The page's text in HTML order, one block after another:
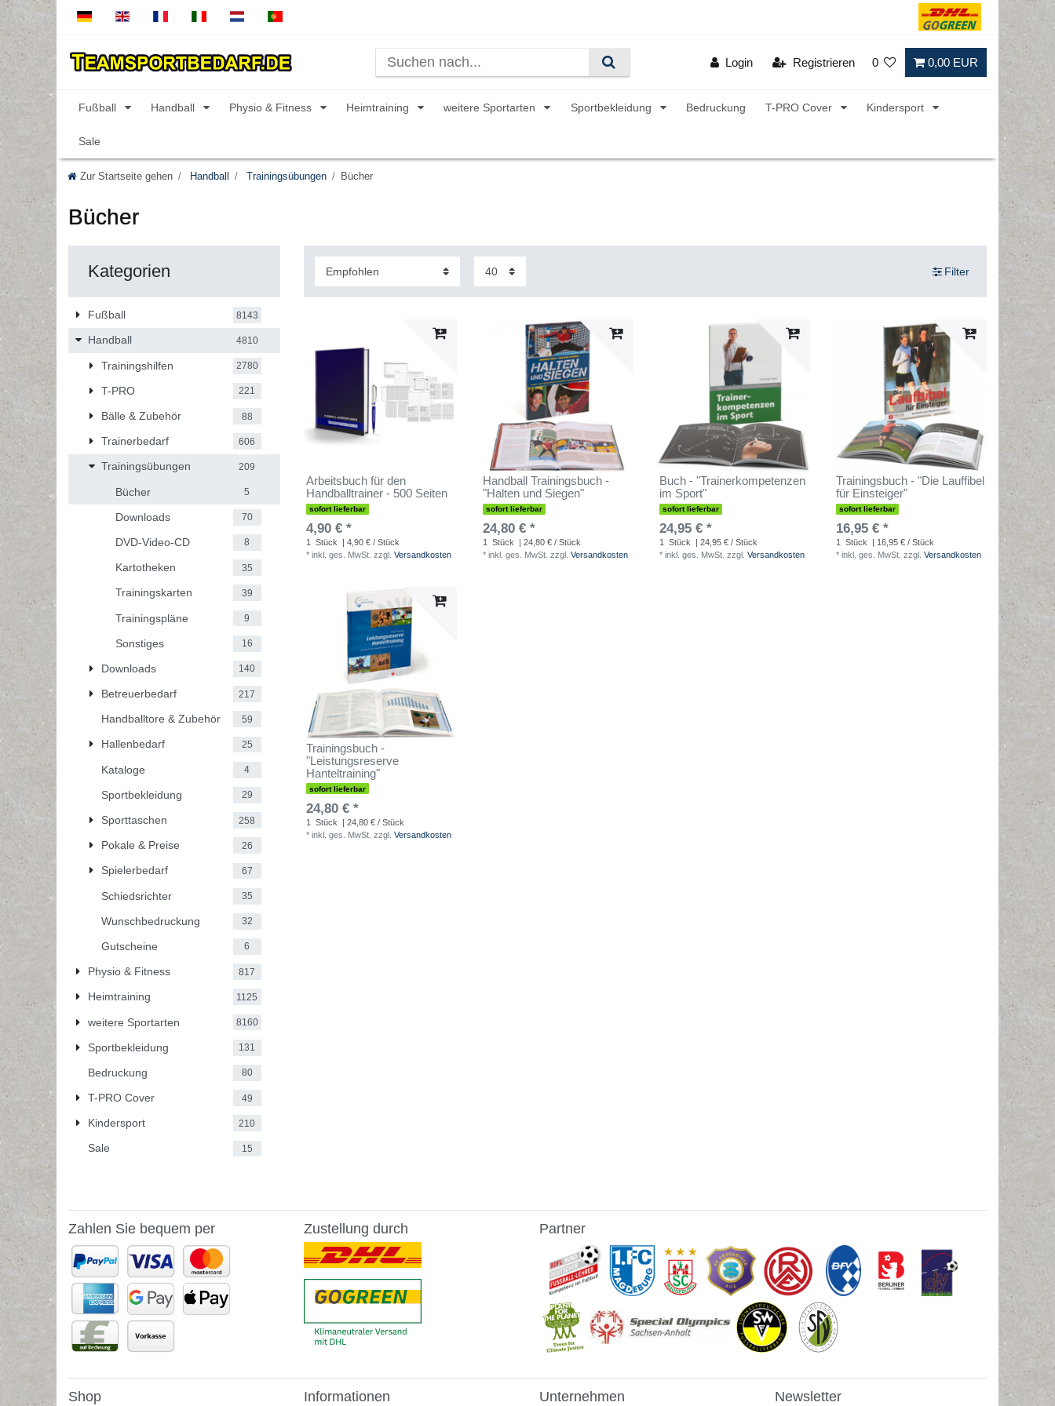
Login Registrieren 0 0,00 EUR
Fußball Handball Physio & Fitness Heimtraining weitere Sportarten Sportbekleidung Bedruckung T-PRO Cover Kindersport
Sale
Zur Startseite gehen Handball Trainingsübungen Bücher
Bücher
Kategorien
Fußball 8143
Handball 4810
Trainingshilfen 2780
T-PRO 221
Bälle & Zubehör 88
Trainerbedarf 606
Trainingsübungen 209
Bücher 5
Downloads 70
DVD-Video-CD 8
Kartotheken 35
Trainingskarten 39
Trainingspläne 9
Sonstiges 16
Downloads 140
Betreuerbedarf 217
Handballtore & Zubehör 59
Hallenbedarf 25
Kataloge 4
Sportbekleidung 29
Sporttaschen 258
Pokale & Preise 26
Spielerbedarf 67
Schiedsrichter 35
Wunschbedruckung 32
Gutscheine 6
Physio & Fitness 817
Heimtraining 1125
weitere Sportarten 8160
Sportbekleidung 131
Bedruckung 80
T-PRO Cover 49
Kindersport 210
Sale 15
Filter
Arbeitsbuch für den
Handballtrainer - 500 Seiten
sofort lieferbar
4,90 € *
1 Stück
| 4,90 € / Stück
* inkl. ges. MwSt. zzgl. Versandkosten
Handball Trainingsbuch -
"Halten und Siegen"
sofort lieferbar
24,80 € *
1 Stück
| 24,80 € / Stück
* inkl. ges. MwSt. zzgl. Versandkosten
Buch - "Trainerkompetenzen
im Sport"
sofort lieferbar
24,95 € *
1 Stück
| 24,95 € / Stück
* inkl. ges. MwSt. zzgl. Versandkosten
Trainingsbuch - "Die Lauffibel
für Einsteiger"
sofort lieferbar
16,95 € *
1 Stück
| 16,95 € / Stück
* inkl. ges. MwSt. zzgl. Versandkosten
Trainingsbuch -
"Leistungsreserve
Hanteltraining"
sofort lieferbar
24,80 € *
1 Stück
| 24,80 € / Stück
* inkl. ges. MwSt. zzgl. Versandkosten
Zahlen Sie bequem per Zustellung durch Partner
Shop Informationen Unternehmen Newsletter